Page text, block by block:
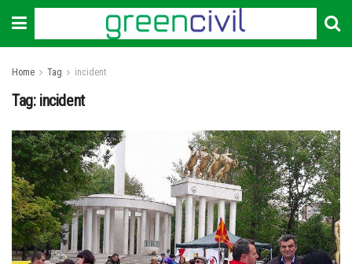
Home Tag incident
Tag: incident